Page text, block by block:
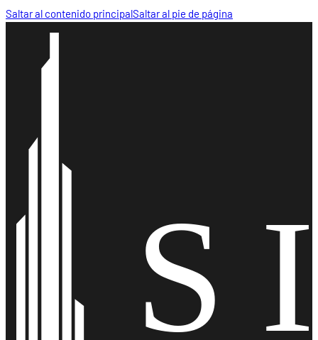
Saltar al contenido principalSaltar al pie de página